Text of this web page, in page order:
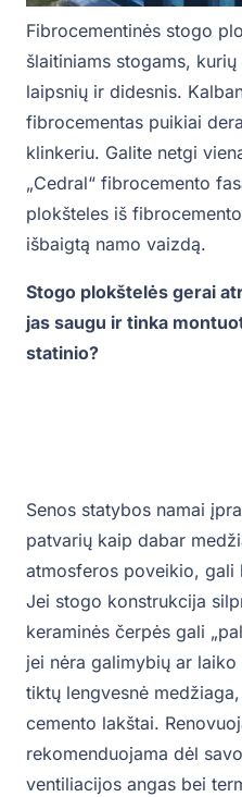
Fibrocementinės stogo
šlaitiniams stogams,
laipsnių ir didesnis.
fibrocementas puikiai
klinkeriu. Galite netgi
„Cedral“ fibrocemento
plokšteles iš
išbaigtą namo vaizdą.
Stogo plokštelės gerai
jas saugu ir tinka
statinio?
Senos statybos namai
patvarių kaip dabar
atmosferos poveikio, gali
Jei stogo konstrukcija
keraminės čerpės gali
jei nėra galimybių ar
tiktų lengvesnė
cemento lakštai.
rekomenduojama dėl
ventiliacijos angas bei